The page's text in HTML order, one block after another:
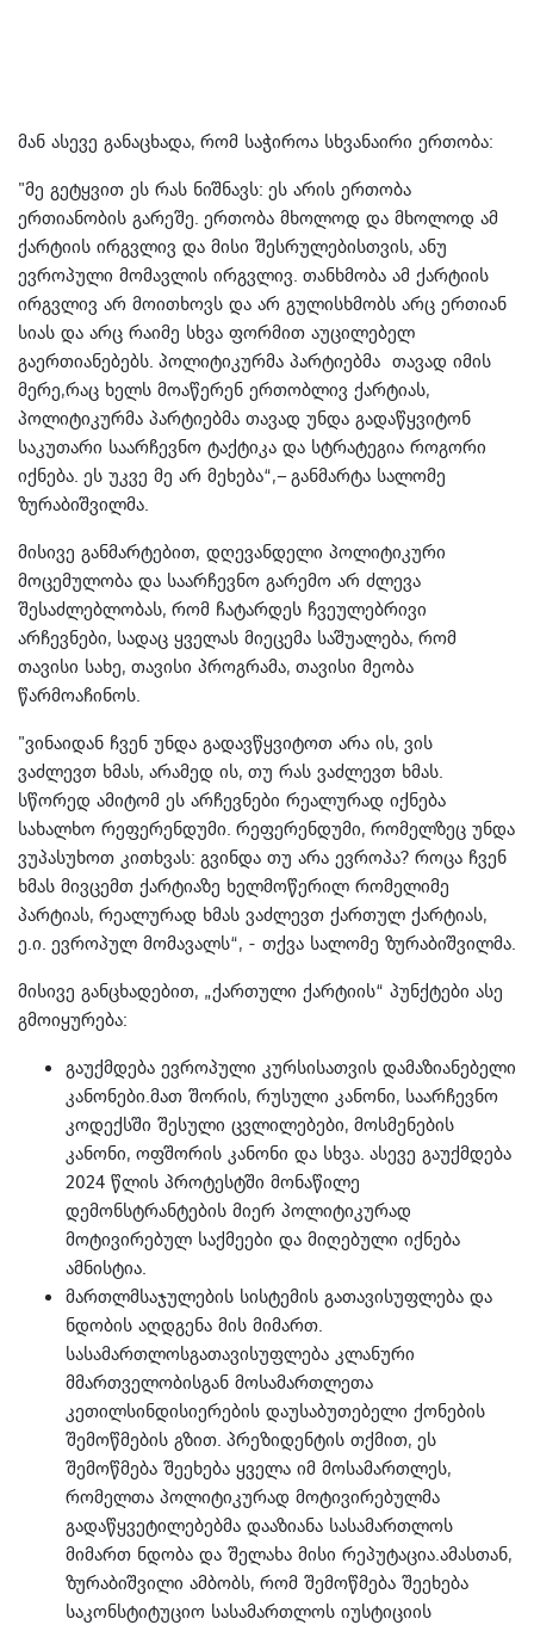
მან ასევე განაცხადა, რომ საჭიროა სხვანაირი ერთობა:
"მე გეტყვით ეს რას ნიშნავს: ეს არის ერთობა
ერთიანობის გარეშე. ერთობა მხოლოდ და მხოლოდ ამ
ქარტიის ირგვლივ და მისი შესრულებისთვის, ანუ
ევროპული მომავლის ირგვლივ. თანხმობა ამ ქარტიის
ირგვლივ არ მოითხოვს და არ გულისხმობს არც ერთიან
სიას და არც რაიმე სხვა ფორმით აუცილებელ
გაერთიანებებს. პოლიტიკურმა პარტიებმა თავად იმის
მერე,რაც ხელს მოაწერენ ერთობლივ ქარტიას,
პოლიტიკურმა პარტიებმა თავად უნდა გადაწყვიტონ
საკუთარი საარჩევნო ტაქტიკა და სტრატეგია როგორი
იქნება. ეს უკვე მე არ მეხება“,– განმარტა სალომე
ზურაბიშვილმა.
მისივე განმარტებით, დღევანდელი პოლიტიკური
მოცემულობა და საარჩევნო გარემო არ ძლევა
შესაძლებლობას, რომ ჩატარდეს ჩვეულებრივი
არჩევნები, სადაც ყველას მიეცემა საშუალება, რომ
თავისი სახე, თავისი პროგრამა, თავისი მეობა
წარმოაჩინოს.
"ვინაიდან ჩვენ უნდა გადავწყვიტოთ არა ის, ვის
ვაძლევთ ხმას, არამედ ის, თუ რას ვაძლევთ ხმას.
სწორედ ამიტომ ეს არჩევნები რეალურად იქნება
სახალხო რეფერენდუმი. რეფერენდუმი, რომელზეც უნდა
ვუპასუხოთ კითხვას: გვინდა თუ არა ევროპა? როცა ჩვენ
ხმას მივცემთ ქარტიაზე ხელმოწერილ რომელიმე
პარტიას, რეალურად ხმას ვაძლევთ ქართულ ქარტიას,
ე.ი. ევროპულ მომავალს“, - თქვა სალომე ზურაბიშვილმა.
მისივე განცხადებით, „ქართული ქარტიის“ პუნქტები ასე
გმოიყურება:
გაუქმდება ევროპული კურსისათვის დამაზიანებელი
კანონები.მათ შორის, რუსული კანონი, საარჩევნო
კოდექსში შესული ცვლილებები, მოსმენების
კანონი, ოფშორის კანონი და სხვა. ასევე გაუქმდება
2024 წლის პროტესტში მონაწილე
დემონსტრანტების მიერ პოლიტიკურად
მოტივირებულ საქმეები და მიღებული იქნება
ამნისტია.
მართლმსაჯულების სისტემის გათავისუფლება და
ნდობის აღდგენა მის მიმართ.
სასამართლოსგათავისუფლება კლანური
მმართველობისგან მოსამართლეთა
კეთილსინდისიერების დაუსაბუთებელი ქონების
შემოწმების გზით. პრეზიდენტის თქმით, ეს
შემოწმება შეეხება ყველა იმ მოსამართლეს,
რომელთა პოლიტიკურად მოტივირებულმა
გადაწყვეტილებებმა დააზიანა სასამართლოს
მიმართ ნდობა და შელახა მისი რეპუტაცია.ამასთან,
ზურაბიშვილი ამბობს, რომ შემოწმება შეეხება
საკონსტიტუციო სასამართლოს იუსტიციის